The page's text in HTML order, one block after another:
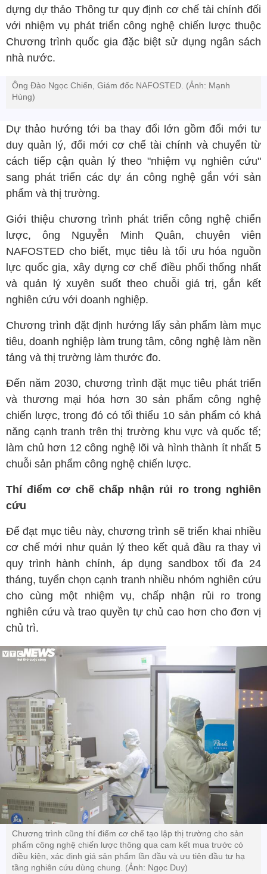
dựng dự thảo Thông tư quy định cơ chế tài chính đối
với nhiệm vụ phát triển công nghệ chiến lược thuộc
Chương trình quốc gia đặc biệt sử dụng ngân sách
nhà nước.
Ông Đào Ngọc Chiến, Giám đốc NAFOSTED. (Ảnh: Mạnh
Hùng)
Dự thảo hướng tới ba thay đổi lớn gồm đổi mới tư
duy quản lý, đổi mới cơ chế tài chính và chuyển từ
cách tiếp cận quản lý theo "nhiệm vụ nghiên cứu"
sang phát triển các dự án công nghệ gắn với sản
phẩm và thị trường.
Giới thiệu chương trình phát triển công nghệ chiến
lược, ông Nguyễn Minh Quân, chuyên viên
NAFOSTED cho biết, mục tiêu là tối ưu hóa nguồn
lực quốc gia, xây dựng cơ chế điều phối thống nhất
và quản lý xuyên suốt theo chuỗi giá trị, gắn kết
nghiên cứu với doanh nghiệp.
Chương trình đặt định hướng lấy sản phẩm làm mục
tiêu, doanh nghiệp làm trung tâm, công nghệ làm nền
tảng và thị trường làm thước đo.
Đến năm 2030, chương trình đặt mục tiêu phát triển
và thương mại hóa hơn 30 sản phẩm công nghệ
chiến lược, trong đó có tối thiểu 10 sản phẩm có khả
năng cạnh tranh trên thị trường khu vực và quốc tế;
làm chủ hơn 12 công nghệ lõi và hình thành ít nhất 5
chuỗi sản phẩm công nghệ chiến lược.
Thí điểm cơ chế chấp nhận rủi ro trong nghiên
cứu
Để đạt mục tiêu này, chương trình sẽ triển khai nhiều
cơ chế mới như quản lý theo kết quả đầu ra thay vì
quy trình hành chính, áp dụng sandbox tối đa 24
tháng, tuyển chọn cạnh tranh nhiều nhóm nghiên cứu
cho cùng một nhiệm vụ, chấp nhận rủi ro trong
nghiên cứu và trao quyền tự chủ cao hơn cho đơn vị
chủ trì.
Chương trình cũng thí điểm cơ chế tạo lập thị trường cho sản
phẩm công nghệ chiến lược thông qua cam kết mua trước có
điều kiện, xác định giá sản phẩm lần đầu và ưu tiên đầu tư hạ
tầng nghiên cứu dùng chung. (Ảnh: Ngọc Duy)